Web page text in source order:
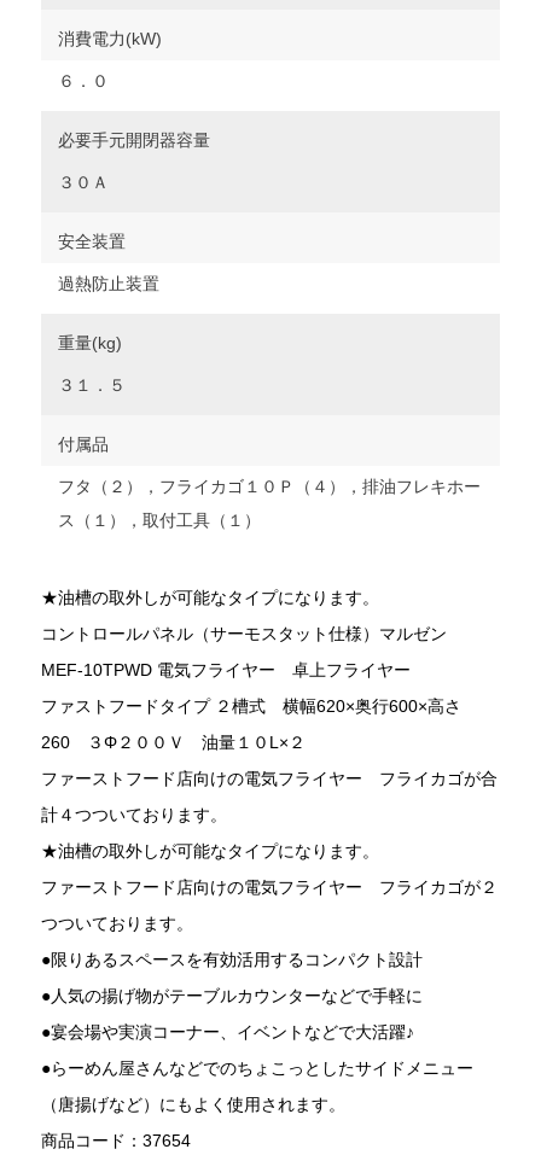
消費電力(kW)
６．０
必要手元開閉器容量
３０Ａ
安全装置
過熱防止装置
重量(kg)
３１．５
付属品
フタ（２），フライカゴ１０Ｐ（４），排油フレキホー
ス（１），取付工具（１）
★油槽の取外しが可能なタイプになります。
コントロールパネル（サーモスタット仕様）マルゼン
MEF-10TPWD 電気フライヤー 卓上フライヤー
ファストフードタイプ ２槽式 横幅620×奥行600×高さ
260 ３Φ２００Ｖ 油量１０L×２
ファーストフード店向けの電気フライヤー フライカゴが合
計４つついております。
★油槽の取外しが可能なタイプになります。
ファーストフード店向けの電気フライヤー フライカゴが２
つついております。
●限りあるスペースを有効活用するコンパクト設計
●人気の揚げ物がテーブルカウンターなどで手軽に
●宴会場や実演コーナー、イベントなどで大活躍♪
●らーめん屋さんなどでのちょこっとしたサイドメニュー
（唐揚げなど）にもよく使用されます。
商品コード：37654